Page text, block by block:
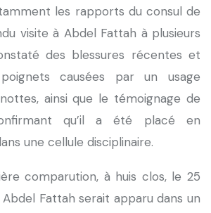
les rapports du consul de
visite à Abdel Fattah à plusieurs
des blessures récentes et
causées par un usage
ainsi que le témoignage de
qu’il a été placé en
une cellule disciplinaire.
comparution, à huis clos, le 25
Fattah serait apparu dans un